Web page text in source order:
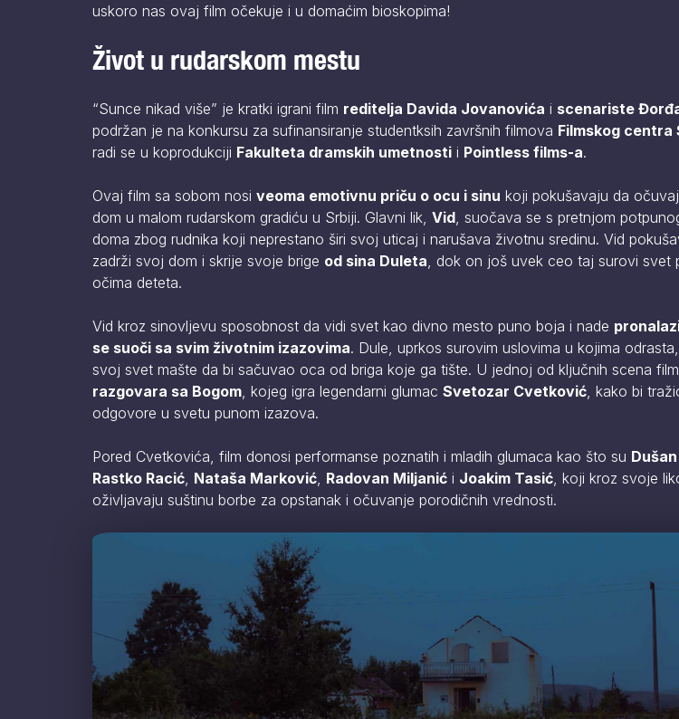
uskoro nas ovaj film očekuje i u domaćim bioskopima!
Život u rudarskom mestu
“Sunce nikad više” je kratki igrani film reditelja Davida Jovanovića i scenariste
podržan je na konkursu za sufinansiranje studentksih završnih filmova Filmskog centra
radi se u koprodukciji Fakulteta dramskih umetnosti i Pointless films-a.
Ovaj film sa sobom nosi veoma emotivnu priču o ocu i sinu koji pokušavaju da
dom u malom rudarskom gradiću u Srbiji. Glavni lik, Vid, suočava se s pretnjom
doma zbog rudnika koji neprestano širi svoj uticaj i narušava životnu sredinu. Vid
zadrži svoj dom i skrije svoje brige od sina Duleta, dok on još uvek ceo taj surovi svet
očima deteta.
Vid kroz sinovljevu sposobnost da vidi svet kao divno mesto puno boja i nade
se suoči sa svim životnim izazovima. Dule, uprkos surovim uslovima u kojima
svoj svet mašte da bi sačuvao oca od briga koje ga tište. U jednoj od ključnih scena
razgovara sa Bogom, kojeg igra legendarni glumac Svetozar Cvetković, kako bi
odgovore u svetu punom izazova.
Pored Cvetkovića, film donosi performanse poznatih i mladih glumaca kao što su
Rastko Racić, Nataša Marković, Radovan Miljanić i Joakim Tasić, koji kroz svoje
oživljavaju suštinu borbe za opstanak i očuvanje porodičnih vrednosti.